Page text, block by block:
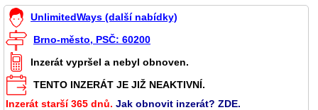
UnlimitedWays (další nabídky)
Brno-město, PSČ: 60200
Inzerát vypršel a nebyl obnoven.
TENTO INZERÁT JE JIŽ NEAKTIVNÍ.
Inzerát starší 365 dnů. Jak obnovit inzerát? ZDE.